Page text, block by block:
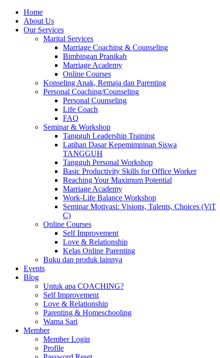
Skip
content
Home
About Us
Our Services
Marital Services
Marriage Coaching & Counseling
Bimbingan Pranikah
Marriage Academy
Online Courses
Konseling Anak, Remaja dan Parenting
Personal Coaching/Counseling
Personal Counseling
Life Coach
FAQ
Seminar & Workshop
Tangguh Leadership Training
Latihan Dasar Kepemimpinan Siswa
TANGGUH
Tangguh Personal Workshop
Basic Productivity Skills for Office Worker
Reaching Your Maximum Potential
Marriage Academy
Work-Life Balance Workshop
Seminar Motivasi: Visions, Talents, Choices (ViT
C)
Online Courses
Self Improvement
Love & Relationship
Kelas Online Parenting
Buku dan produk lainnya
Events
Blog
Untuk apa COACHING?
Self Improvement
Love & Relationship
Parenting & Homeschooling
Warna Sari
Member
Member Login
Profile